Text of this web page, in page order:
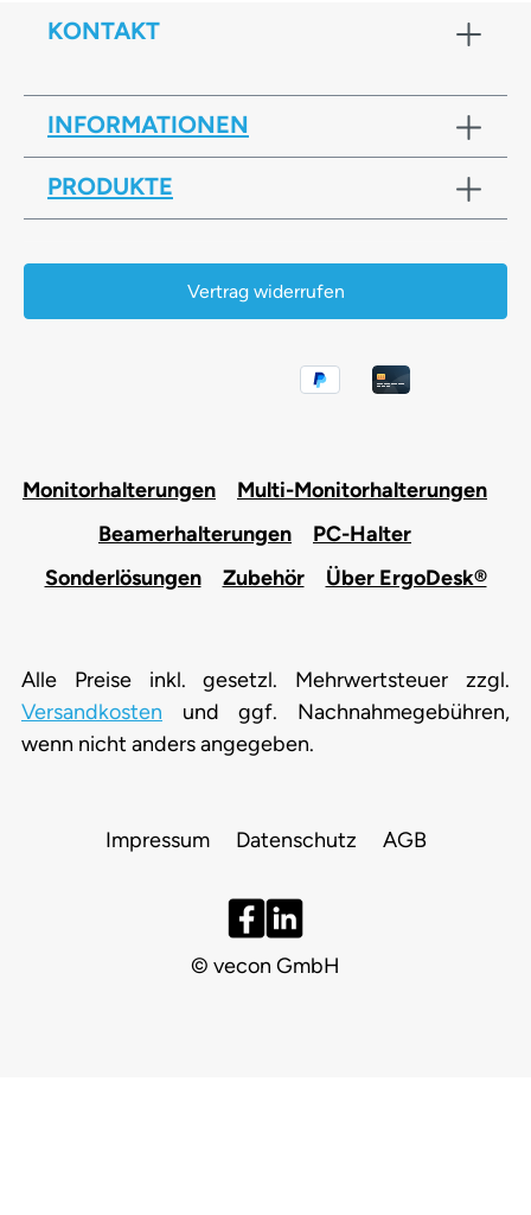
KONTAKT
INFORMATIONEN
PRODUKTE
Vertrag widerrufen
Monitorhalterungen
Multi-Monitorhalterungen
Beamerhalterungen
PC-Halter
Sonderlösungen
Zubehör Über ErgoDesk®
Alle Preise inkl. gesetzl. Mehrwertsteuer zzgl.
Versandkosten und ggf. Nachnahmegebühren,
wenn nicht anders angegeben.
Impressum Datenschutz AGB
© vecon GmbH